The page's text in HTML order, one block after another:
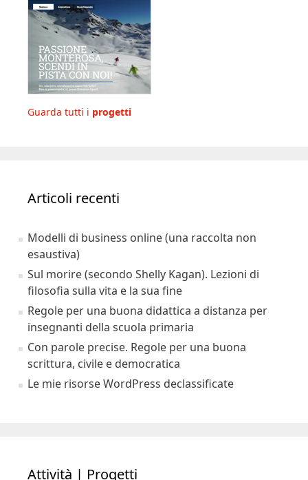
Guarda tutti i progetti
Articoli recenti
Modelli di business online (una raccolta non
esaustiva)
Sul morire (secondo Shelly Kagan). Lezioni di
filosofia sulla vita e la sua fine
Regole per una buona didattica a distanza per
insegnanti della scuola primaria
Con parole precise. Regole per una buona
scrittura, civile e democratica
Le mie risorse WordPress declassificate
Attività | Progetti